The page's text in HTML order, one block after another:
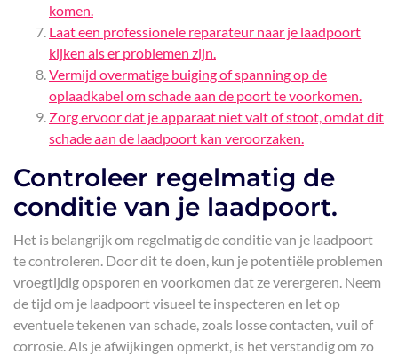
komen.
Laat een professionele reparateur naar je laadpoort
kijken als er problemen zijn.
Vermijd overmatige buiging of spanning op de
oplaadkabel om schade aan de poort te voorkomen.
Zorg ervoor dat je apparaat niet valt of stoot, omdat dit
schade aan de laadpoort kan veroorzaken.
Controleer regelmatig de
conditie van je laadpoort.
Het is belangrijk om regelmatig de conditie van je laadpoort
te controleren. Door dit te doen, kun je potentiële problemen
vroegtijdig opsporen en voorkomen dat ze verergeren. Neem
de tijd om je laadpoort visueel te inspecteren en let op
eventuele tekenen van schade, zoals losse contacten, vuil of
corrosie. Als je afwijkingen opmerkt, is het verstandig om zo